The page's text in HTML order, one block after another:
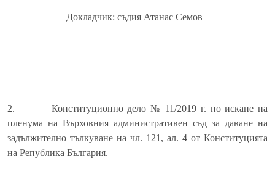
Докладчик: съдия Атанас Семов
2.
Конституционно дело № 11/2019 г. по искане на
пленума на Върховния административен съд за даване на
задължително тълкуване на чл. 121, ал. 4 от Конституцията
на Република България.